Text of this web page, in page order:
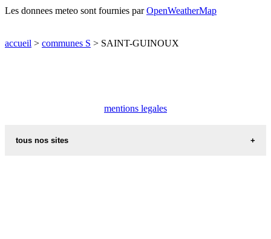
Les donnees meteo sont fournies parOpenWeatherMap
accueil > communes S > SAINT-GUINOUX
mentions legales
tous nos sites